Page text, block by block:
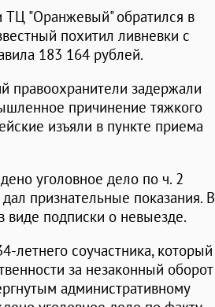
ТЦ "Оранжевый" обратился в
похитил ливневки с
183 164 рублей.
правоохранители задержали
причинение тяжкого
изъяли в пункте приема
уголовное дело по ч. 2
признательные показания. В
виде подписки о невыезде.
летнего соучастника, который
за незаконный оборот
административному